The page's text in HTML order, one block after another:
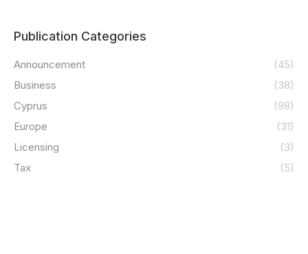
Publication Categories
Announcement
(45)
Business
(38)
Cyprus
(98)
Europe
(31)
Licensing
(3)
Tax
(5)